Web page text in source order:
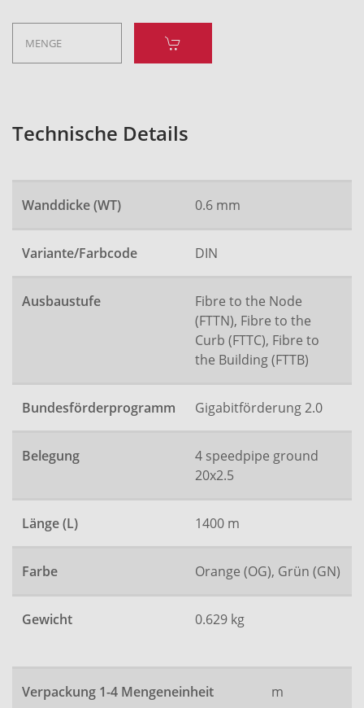
Technische Details
Wanddicke (WT) 0.6 mm
Variante/Farbcode DIN
Ausbaustufe
Fibre to the Node
(FTTN), Fibre to the
Curb (FTTC), Fibre to
the Building (FTTB)
Bundesförderprogramm Gigabitförderung 2.0
Belegung
4 speedpipe ground
20x2.5
Länge (L) 1400 m
Farbe Orange (OG), Grün (GN)
Gewicht 0.629 kg
Verpackung 1-4 Mengeneinheit m